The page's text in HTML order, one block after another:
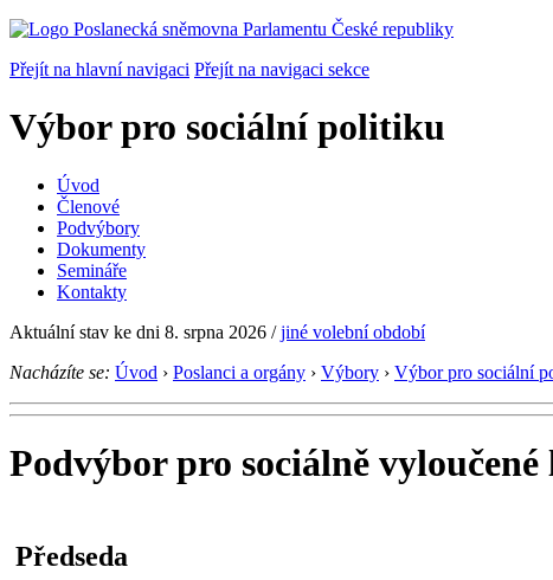
Přejít na hlavní navigaci Přejít na navigaci sekce
Výbor pro sociální politiku
Úvod
Členové
Podvýbory
Dokumenty
Semináře
Kontakty
Aktuální stav ke dni 8. srpna 2026 /jiné volební období
Nacházíte se: Úvod › Poslanci a orgány › Výbory › Výbor pro sociální
Podvýbor pro sociálně
Předseda